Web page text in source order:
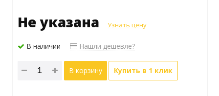
Не указана Узнать цену
В наличии Нашли дешевле?
В корзину Купить в 1 клик